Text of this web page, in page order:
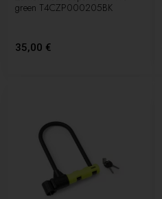
green T4CZP000205BK
35,00 €